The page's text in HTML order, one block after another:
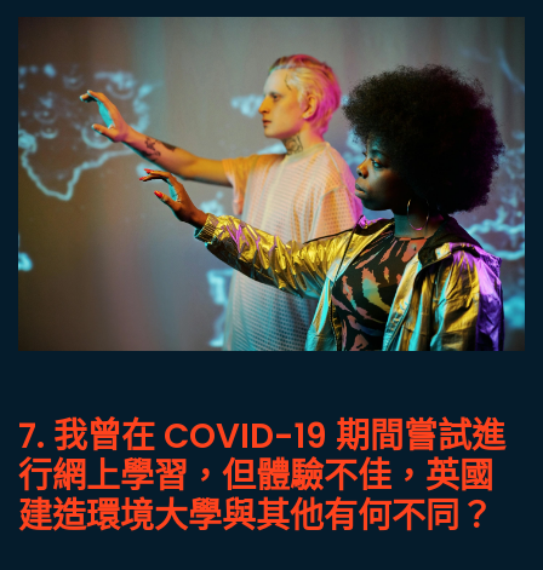
7. 我曾在 COVID-19 期間嘗試進
行網上學習，但體驗不佳，英國
建造環境大學與其他有何不同？